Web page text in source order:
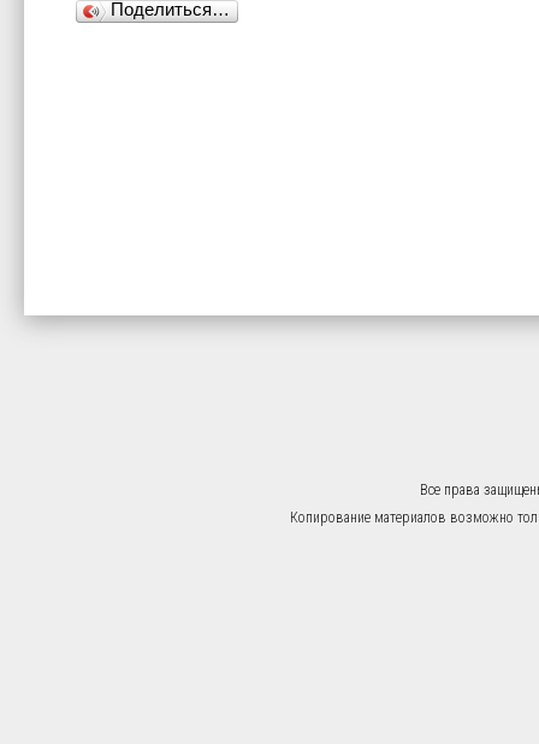
Поделиться…
Все права
Копирование материалов возможно